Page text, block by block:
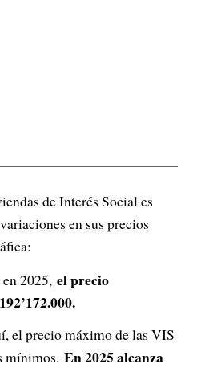
de Interés Social es
en sus precios
2025, el precio
el precio máximo de las VIS
mínimos. En 2025 alcanza